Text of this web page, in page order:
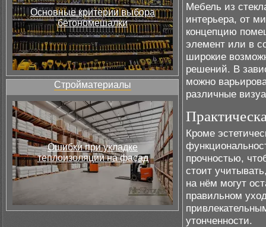
Основные критерии выбора
бетономешалки
Стройматериалы
Ошибки при укладке
теплоизоляции на фасад
Мебель из
интерьера, от
концепцию
элемент или в
широкие
решений. В
можно
различные
Кроме
прочностью,
стоит
на нём могут
правильном
утонченности.